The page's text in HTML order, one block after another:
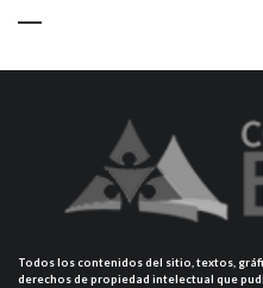
Todos los contenidos del sitio, textos,
derechos de propiedad intelectual que